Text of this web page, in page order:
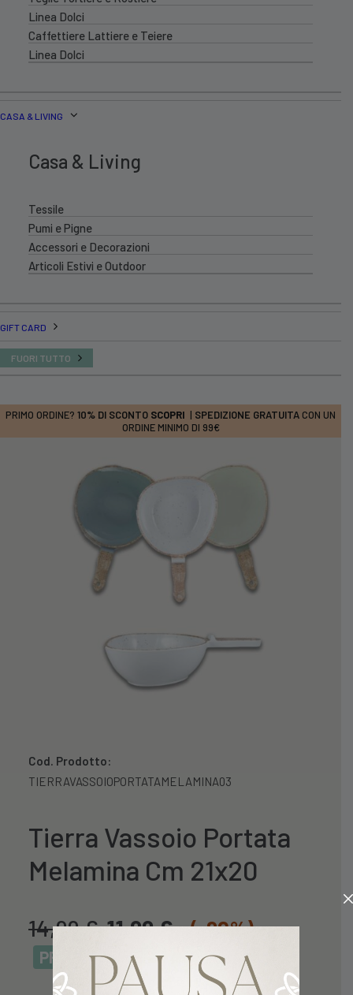
Linea Dolci
Caffettiere Lattiere e Teiere
Linea Dolci
CASA & LIVING
Casa & Living
Tessile
Pumi e Pigne
Accessori e Decorazioni
Articoli Estivi e Outdoor
GIFT CARD
FUORI TUTTO
PRIMO ORDINE? 10% DI SCONTO SCOPRI | SPEDIZIONE GRATUITA CON UN
ORDINE MINIMO DI 99€
Cod. Prodotto:
TIERRAVASSOIOPORTATAMELAMINA03
Tierra Vassoio Portata
Melamina Cm 21x20
14,99€ 11,99€ (-20%)
PROMO